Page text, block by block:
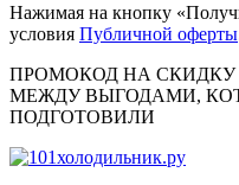
Нажимая на кнопку
условия Публичной оферты
ПРОМОКОД НА СКИДКУ
МЕЖДУ ВЫГОДАМИ,
ПОДГОТОВИЛИ